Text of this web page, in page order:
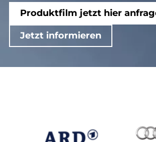
Produktfilm jetzt hier
Jetzt informieren